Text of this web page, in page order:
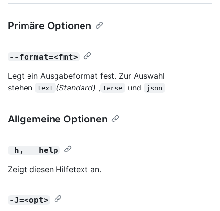
Primäre Optionen
--format=<fmt>
Legt ein Ausgabeformat fest. Zur Auswahl
stehen
text (Standard) , terse und json .
Allgemeine Optionen
-h, --help
Zeigt diesen Hilfetext an.
-J=<opt>